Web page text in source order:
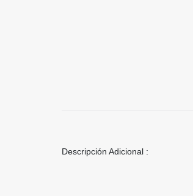
Descripción Adicional :